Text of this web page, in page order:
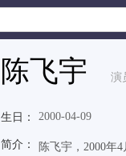
陈飞宇 演
生日： 2000-04-09
简介： 陈飞宇，2000年